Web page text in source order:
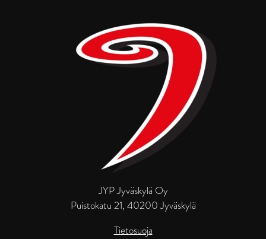
JYP Jyväskylä Oy
Puistokatu 21, 40200 Jyväskylä
Tietosuoja